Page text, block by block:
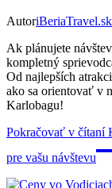
AutoriBeriaTravel.sk
Ak plánujete
kompletný
Od najlepších
ako sa orientovať v
Karlobagu!
Pokračovať v čítaní
pre vašu návštevu